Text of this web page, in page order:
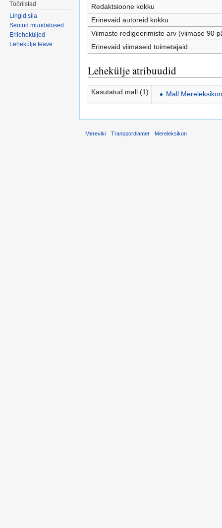
Redaktsioone kokku
Erinevaid autoreid kokku
Viimaste redigeerimiste arv (viimase 90
Erinevaid viimaseid toimetajaid
Lehekülje atribuudid
Kasutatud mall (1) Mall:Mereleksikon
Tööriistad
Lingid siia
Seotud muudatused
Erileheküljed
Lehekülje teave
Mereviki Transpordiamet Mereleksikon